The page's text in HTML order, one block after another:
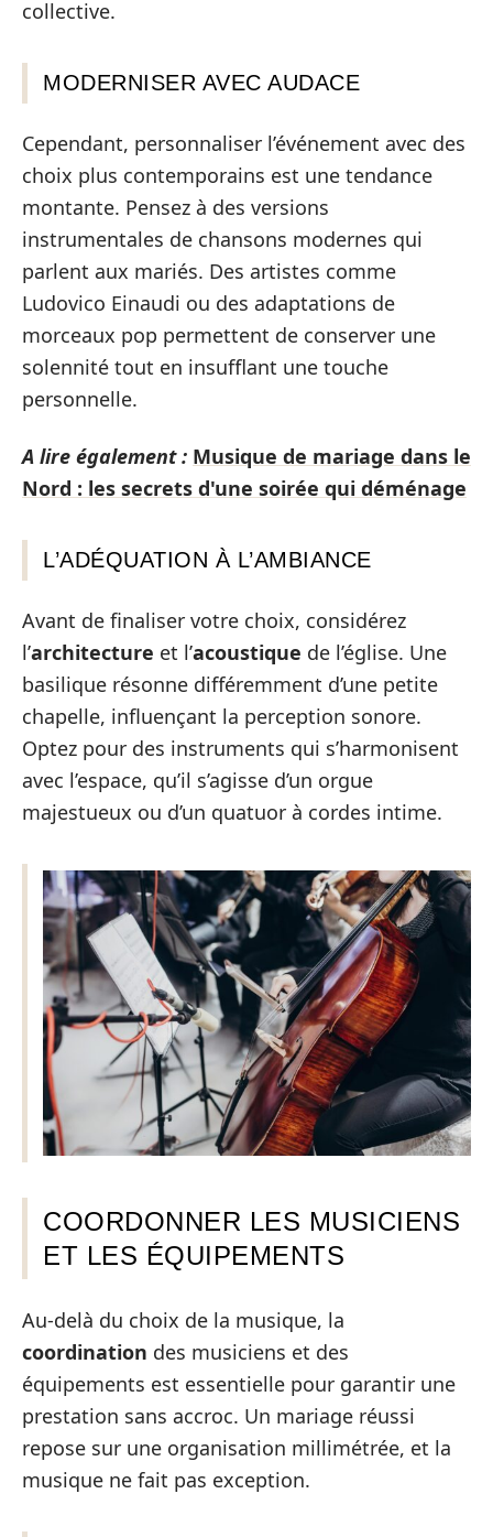
collective.
MODERNISER AVEC AUDACE
Cependant, personnaliser l’événement avec des
choix plus contemporains est une tendance
montante. Pensez à des versions
instrumentales de chansons modernes qui
parlent aux mariés. Des artistes comme
Ludovico Einaudi ou des adaptations de
morceaux pop permettent de conserver une
solennité tout en insufflant une touche
personnelle.
A lire également : Musique de mariage dans le
Nord : les secrets d'une soirée qui déménage
L’ADÉQUATION À L’AMBIANCE
Avant de finaliser votre choix, considérez
l’architecture et l’acoustique de l’église. Une
basilique résonne différemment d’une petite
chapelle, influençant la perception sonore.
Optez pour des instruments qui s’harmonisent
avec l’espace, qu’il s’agisse d’un orgue
majestueux ou d’un quatuor à cordes intime.
COORDONNER LES MUSICIENS
ET LES ÉQUIPEMENTS
Au-delà du choix de la musique, la
coordination des musiciens et des
équipements est essentielle pour garantir une
prestation sans accroc. Un mariage réussi
repose sur une organisation millimétrée, et la
musique ne fait pas exception.